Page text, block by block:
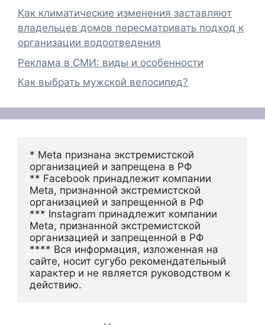
Как климатические изменения заставляют
владельцев домов пересматривать подход к
организации водоотведения
Реклама в СМИ: виды и особенности
Как выбрать мужской велосипед?
* Meta признана экстремистской
организацией и запрещена в РФ
** Facebook принадлежит компании
Meta, признанной экстремистской
организацией и запрещенной в РФ
*** Instagram принадлежит компании
Meta, признанной экстремистской
организацией и запрещенной в РФ
**** Вся информация, изложенная на
сайте, носит сугубо рекомендательный
характер и не является руководством к
действию.